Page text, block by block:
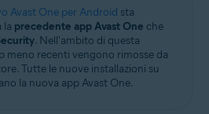
Avast One per Android sta
la precedente app Avast One che
. Nell'ambito di questa
meno recenti vengono rimosse da
Tutte le nuove installazioni su
la nuova app Avast One.